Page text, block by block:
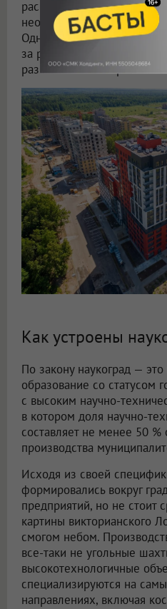
расположены в Московской
неофициальных, — около
Однако сама концепция
за рамки официального
развивается в
Как устроены
По закону наукоград —
образование со статусом
с высоким научно-
в котором доля научно-
составляет не менее 50
производства
Исходя из своей
формировались вокруг
предприятий, но не стоит
картины викторианского
смогом небом.
все-таки не угольные
высокотехнологичные
специализируются на
направлениях, включая